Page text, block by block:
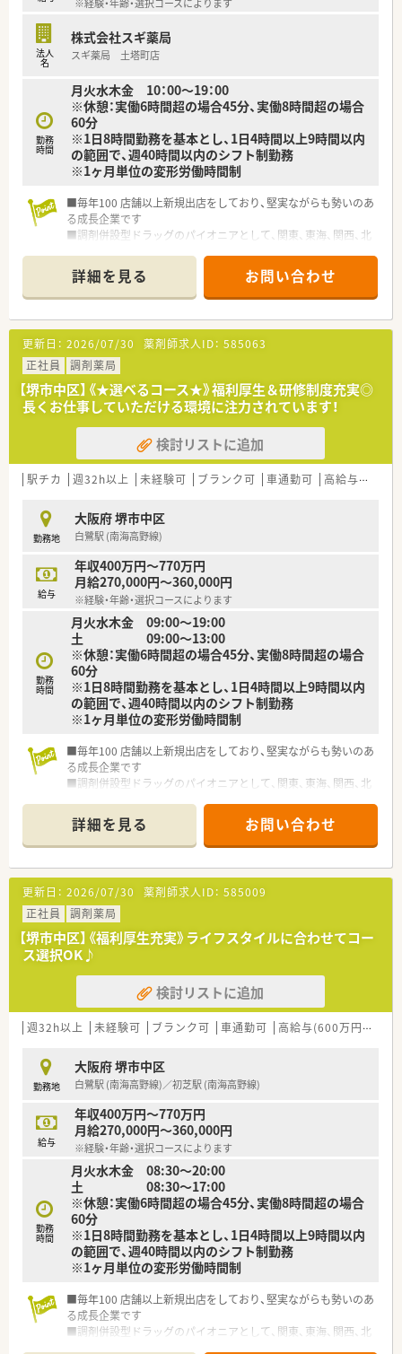
法人
名
株式会社スギ薬局
スギ薬局 土塔町店
勤務
時間
月火水木金 10：00～19：00
※休憩：実働6時間超の場合45分、実働8時間超の場合
60分
※1日8時間勤務を基本とし、1日4時間以上9時間以内
の範囲で、週40時間以内のシフト制勤務
※1ヶ月単位の変形労働時間制
■毎年100 店舗以上新規出店をしており、堅実ながらも勢いのあ
る成長企業です
■調剤併設型ドラッグのパイオニアとして、関東、東海、関西、北
■研修制度は様々なプランがあり、集合研修だけでなく任意で受
講可能な研修も幅広く用意されています
■店舗で活躍する従業員、社外で活躍する従業員、将来経営幹部
となる従業員など、薬剤師として様々な活躍ができるフィールド
を用意されています
■総合薬剤師・調剤薬剤師（土日休み・19時までの勤務）どちらか
の働き方を選択できます
■調剤併設型だけでなく「医療モール・クリニック併設店舗」「敷
地内薬局」「訪問調剤特化型店舗」など様々な店舗を運営してい
ます
■在宅医療にも積極的取り組んでおり「訪問調剤特化型店舗」を
50店舗以上、無菌調剤室は業界最多の51店舗設置しています
■「プラチナくるみん認定企業」「健康経営優良法人2023（大規模
法人部門）認定」等を取得し一人ひとりが働きやすい環境が整備
■充実した研修制度、人事制度、評価制度、キャリア支援制度等
があるのも特徴です
詳細を見る お問い合わせ
更新日： 2026/07/30 薬剤師求人ID： 585063
正社員
調剤薬局
【堺市中区】《★選べるコース★》福利厚生＆研修制度充実◎
長くお仕事していただける環境に注力されています！
検討リストに追加
駅チカ 週32h以上 未経験可 ブランク可 車通勤可 高給与(600万円以上)
勤務地
大阪府 堺市中区
白鷺駅 (南海高野線)
給与
年収400万円～770万円
月給270,000円～360,000円
※経験・年齢・選択コースによります
勤務
時間
月火水木金 09:00〜19:00
土 09:00〜13:00
※休憩：実働6時間超の場合45分、実働8時間超の場合
60分
※1日8時間勤務を基本とし、1日4時間以上9時間以内
の範囲で、週40時間以内のシフト制勤務
※1ヶ月単位の変形労働時間制
■毎年100 店舗以上新規出店をしており、堅実ながらも勢いのあ
る成長企業です
■調剤併設型ドラッグのパイオニアとして、関東、東海、関西、北
■研修制度は様々なプランがあり、集合研修だけでなく任意で受
講可能な研修も幅広く用意されています
■店舗で活躍する従業員、社外で活躍する従業員、将来経営幹部
となる従業員など、薬剤師として様々な活躍ができるフィールド
を用意されています
■総合薬剤師・調剤薬剤師（土日休み・19時までの勤務）どちらか
の働き方を選択できます
■調剤併設型だけでなく「医療モール・クリニック併設店舗」「敷
地内薬局」「訪問調剤特化型店舗」など様々な店舗を運営してい
ます
■在宅医療にも積極的取り組んでおり「訪問調剤特化型店舗」を
50店舗以上、無菌調剤室は業界最多の51店舗設置しています
■「プラチナくるみん認定企業」「健康経営優良法人2023（大規模
法人部門）認定」等を取得し一人ひとりが働きやすい環境が整備
■充実した研修制度、人事制度、評価制度、キャリア支援制度等
があるのも特徴です
詳細を見る お問い合わせ
更新日： 2026/07/30 薬剤師求人ID： 585009
正社員
調剤薬局
【堺市中区】《福利厚生充実》ライフスタイルに合わせてコー
ス選択OK♪
検討リストに追加
週32h以上 未経験可 ブランク可 車通勤可 高給与(600万円以上)
勤務地
大阪府 堺市中区
白鷺駅 (南海高野線)／初芝駅 (南海高野線)
給与
年収400万円～770万円
月給270,000円～360,000円
※経験・年齢・選択コースによります
勤務
時間
月火水木金 08:30〜20:00
土 08:30〜17:00
※休憩：実働6時間超の場合45分、実働8時間超の場合
60分
※1日8時間勤務を基本とし、1日4時間以上9時間以内
の範囲で、週40時間以内のシフト制勤務
※1ヶ月単位の変形労働時間制
■毎年100 店舗以上新規出店をしており、堅実ながらも勢いのあ
る成長企業です
■調剤併設型ドラッグのパイオニアとして、関東、東海、関西、北